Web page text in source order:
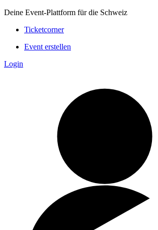
Deine Event-Plattform für die Schweiz
Ticketcorner
Event erstellen
Login